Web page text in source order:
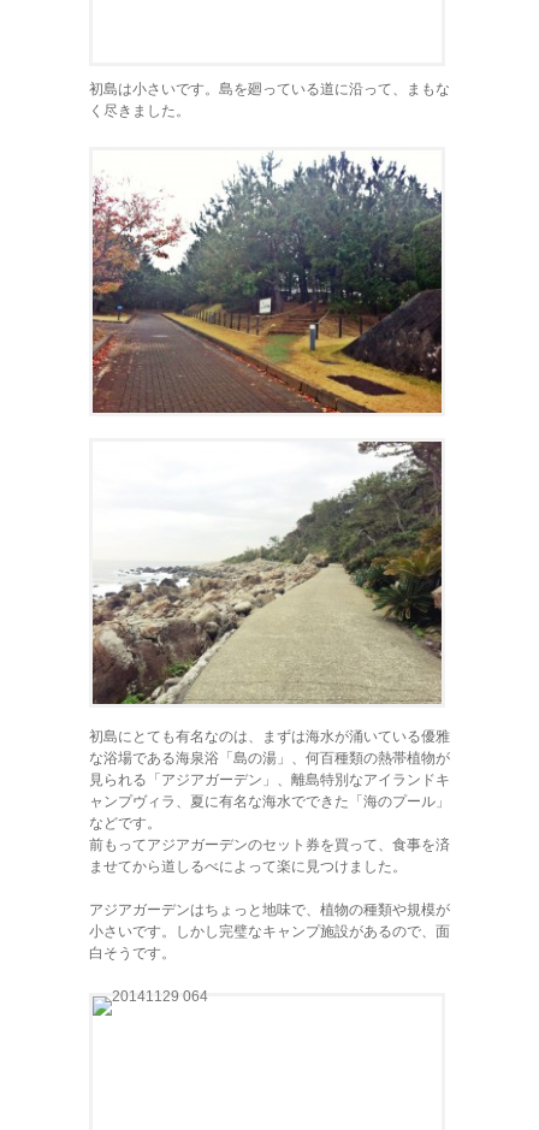
初島は小さいです。島を廻っている道に沿って、まもな
く尽きました。
初島にとても有名なのは、まずは海水が涌いている優雅
な浴場である海泉浴「島の湯」、何百種類の熱帯植物が
見られる「アジアガーデン」、離島特別なアイランドキ
ャンプヴィラ、夏に有名な海水でできた「海のプール」
などです。
前もってアジアガーデンのセット券を買って、食事を済
ませてから道しるべによって楽に見つけました。
アジアガーデンはちょっと地味で、植物の種類や規模が
小さいです。しかし完璧なキャンプ施設があるので、面
白そうです。